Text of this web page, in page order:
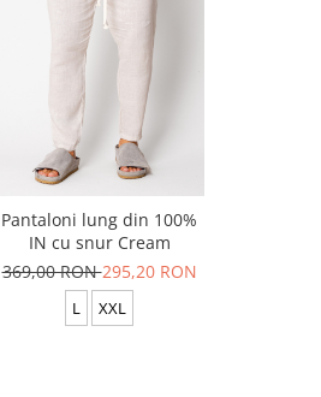
Pantaloni lung din 100%
IN cu snur Cream
369,00 RON295,20 RON
L XXL